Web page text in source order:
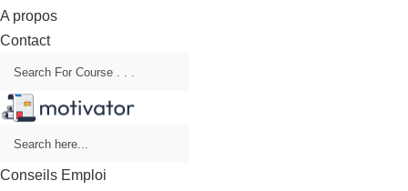
A propos
Contact
Conseils Emploi